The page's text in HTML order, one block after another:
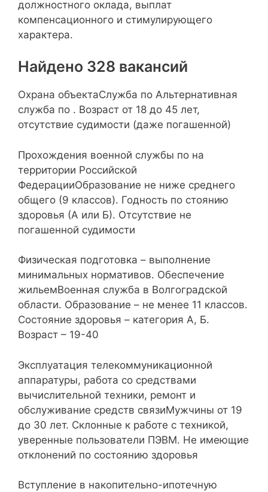
должностного оклада, выплат
компенсационного и стимулирующего
характера.
Найдено 328 вакансий
Охрана объектаСлужба по Альтернативная
служба по . Возраст от 18 до 45 лет,
отсутствие судимости (даже погашенной)
Прохождения военной службы по на
территории Российской
ФедерацииОбразование не ниже среднего
общего (9 классов). Годность по стоянию
здоровья (А или Б). Отсутствие не
погашенной судимости
Физическая подготовка – выполнение
минимальных нормативов. Обеспечение
жильемВоенная служба в Волгоградской
области. Образование – не менее 11 классов.
Состояние здоровья – категория А, Б.
Возраст – 19-40
Эксплуатация телекоммуникационной
аппаратуры, работа со средствами
вычислительной техники, ремонт и
обслуживание средств связиМужчины от 19
до 30 лет. Склонные к работе с техникой,
уверенные пользователи ПЭВМ. Не имеющие
отклонений по состоянию здоровья
Вступление в накопительно-ипотечную